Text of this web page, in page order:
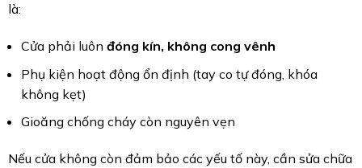
là:
Cửa phải luôn đóng kín, không cong vênh
Phụ kiện hoạt động ổn định (tay co tự đóng, khóa
không kẹt)
Gioăng chống cháy còn nguyên vẹn
Nếu cửa không còn đảm bảo các yếu tố này, cần sửa chữa